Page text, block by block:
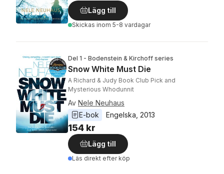
Lägg till
Skickas inom 5-8 vardagar
Del 1 - Bodenstein & Kirchoff series
Snow White Must Die
A Richard & Judy Book Club Pick and
Mysterious Whodunnit
Av Nele Neuhaus
E-bok
Engelska 2013
154 kr
Lägg till
Läs direkt efter köp